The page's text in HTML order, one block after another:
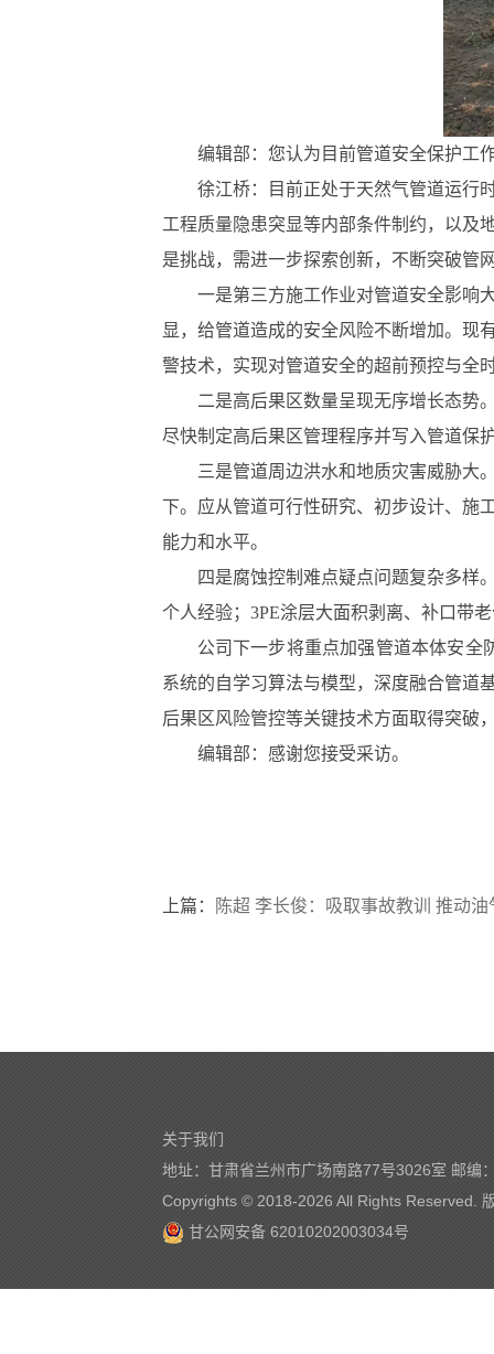
编辑部：您认为目前管道安全保护工
徐江桥：目前正处于天然气管道运行
工程质量隐患突显等内部条件制约，以及
是挑战，需进一步探索创新，不断突破管
一是第三方施工作业对管道安全影响
显，给管道造成的安全风险不断增加。现
警技术，实现对管道安全的超前预控与全
二是高后果区数量呈现无序增长态势
尽快制定高后果区管理程序并写入管道保
三是管道周边洪水和地质灾害威胁大
下。应从管道可行性研究、初步设计、施
能力和水平。
四是腐蚀控制难点疑点问题复杂多样
个人经验；3PE涂层大面积剥离、补口带
公司下一步将重点加强管道本体安
系统的自学习算法与模型，深度融合管道
后果区风险管控等关键技术方面取得突破
编辑部：感谢您接受采访。
上篇： 陈超 李长俊：吸取事故教训 推动油
关于我们
地址：甘肃省兰州市广场南路77号3026室 邮编
Copyrights © 2018-2026 All Rights Reserved.
甘公网安备 62010202003034号